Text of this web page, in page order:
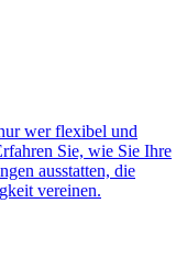
wer flexibel und
Sie, wie Sie Ihre
ausstatten, die
vereinen.